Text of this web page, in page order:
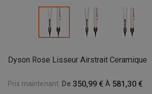
Dyson Rose Lisseur Airstrait Ceramique
Prix maintenant: De 350,99 € À 581,30 €